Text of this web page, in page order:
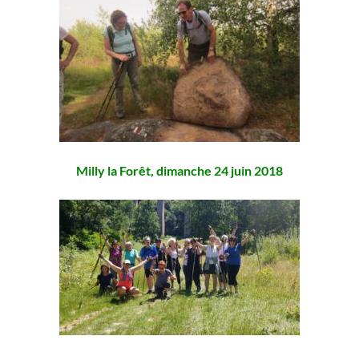
Milly la Forêt, dimanche 24 juin 2018